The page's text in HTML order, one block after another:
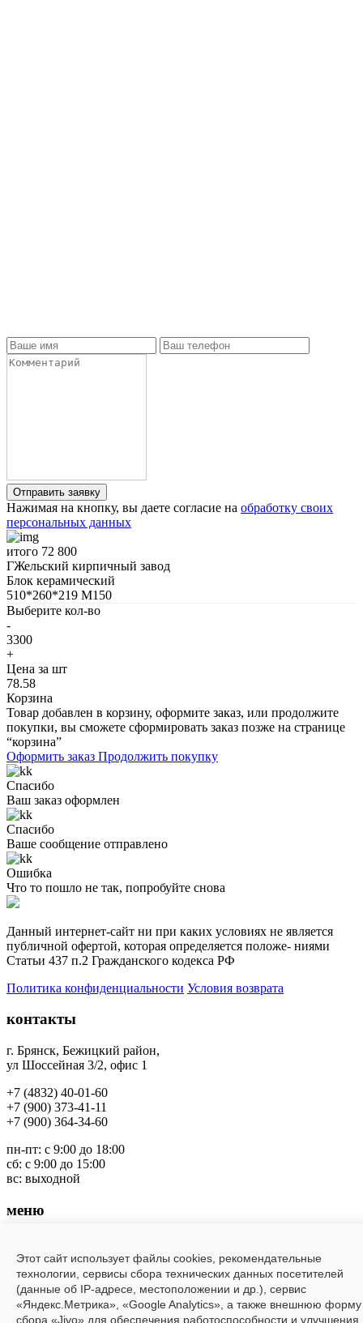
Нажимая на кнопку, вы даете согласие на обработку своих
персональных данных
итого 72 800
ГЖельский кирпичный завод
Блок керамический
510*260*219 М150
Выберите кол-во
-
3300
+
Цена за шт
78.58
Корзина
Товар добавлен в корзину, оформите заказ, или продолжите
покупки, вы сможете сформировать заказ позже на странице
“корзина”
Оформить заказ Продолжить покупку
Спасибо
Ваш заказ оформлен
Спасибо
Ваше сообщение отправлено
Ошибка
Что то пошло не так, попробуйте снова
Данный интернет-сайт ни при каких условиях не является
публичной офертой, которая определяется положе- ниями
Статьи 437 п.2 Гражданского кодекса РФ
Политика конфиденциальности Условия возврата
контакты
г. Брянск, Бежицкий район,
ул Шоссейная 3/2, офис 1
+7 (4832) 40-01-60
+7 (900) 373-41-11
+7 (900) 364-34-60
пн-пт: с 9:00 до 18:00
сб: с 9:00 до 15:00
вс: выходной
меню
О компании
Шоу-рум
Каталог
Акции
Доставка и оплата
Этот сайт использует файлы cookies, рекомендательные
технологии, сервисы сбора технических данных посетителей
(данные об IP-адресе, местоположении и др.), сервис
«Яндекс.Метрика», «Google Analytics», а также внешнюю форму
сбора «Jivo» для обеспечения работоспособности и улучшения